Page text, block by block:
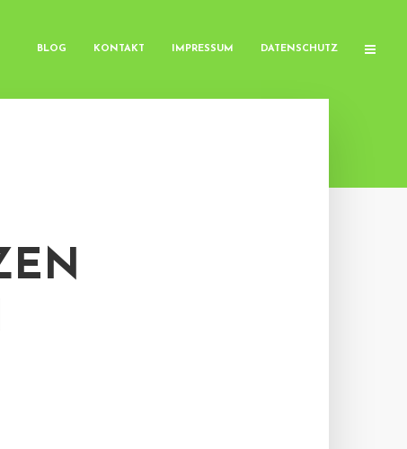
BLOG KONTAKT IMPRESSUM DATENSCHUTZ